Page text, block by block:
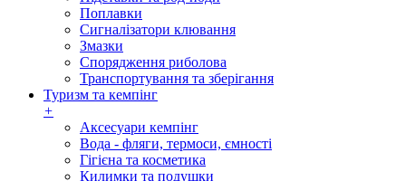
Поплавки
Сигналізатори клювання
Змазки
Спорядження риболова
Транспортування та зберігання
Туризм та кемпінг
+
Аксесуари кемпінг
Вода - фляги, термоси, ємності
Гігієна та косметика
Килимки та подушки